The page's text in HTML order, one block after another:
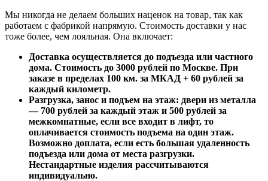
Мы никогда не делаем больших наценок на товар, так как
работаем с фабрикой напрямую. Стоимость доставки у нас
тоже более, чем лояльная. Она включает:
Доставка осуществляется до подъезда или частного
дома. Стоимость до 3000 рублей по Москве. При
заказе в пределах 100 км. за МКАД + 60 рублей за
каждый километр.
Разгрузка, занос и подъем на этаж: двери из металла
— 700 рублей за каждый этаж и 500 рублей за
межкомнатные, если все входит в лифт, то
оплачивается стоимость подъема на один этаж.
Возможно доплата, если есть большая удаленность
подъезда или дома от места разгрузки.
Нестандартные изделия рассчитываются
индивидуально.